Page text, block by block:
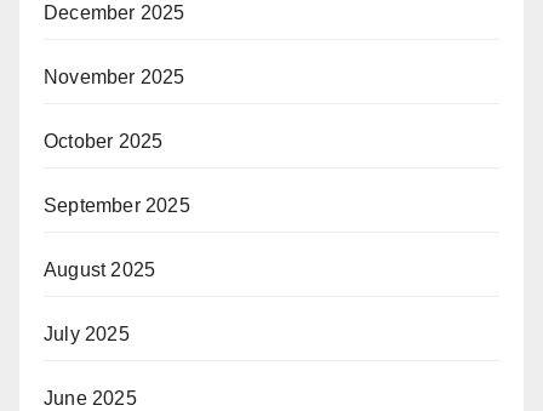
December 2025
November 2025
October 2025
September 2025
August 2025
July 2025
June 2025